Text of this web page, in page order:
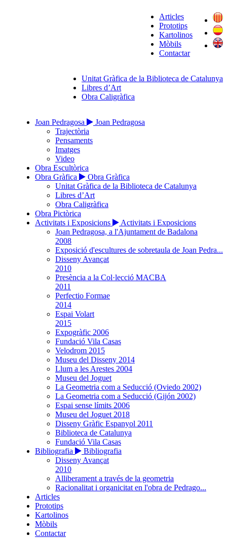
Articles
Prototips
Kartolinos
Mòbils
Contactar
Unitat Gràfica de la Biblioteca de Catalunya
Libres d’Art
Obra Caligràfica
Joan Pedragosa
Joan Pedragosa
Trajectòria
Pensaments
Imatges
Video
Obra Escultòrica
Obra Gràfica
Obra Gràfica
Unitat Gràfica de la Biblioteca de Catalunya
Libres d’Art
Obra Caligràfica
Obra Pictòrica
Activitats i Exposicions
Activitats i Exposicions
Joan Pedragosa, a l'Ajuntament de Badalona
2008
Exposició d'escultures de sobretaula de Joan Pedra...
Disseny Avançat
2010
Presència a la Col·lecció MACBA
2011
Perfectio Formae
2014
Espai Volart
2015
Expogràfic 2006
Fundació Vila Casas
Velodrom 2015
Museu del Disseny 2014
Llum a les Arestes 2004
Museu del Joguet
La Geometria com a Seducció (Oviedo 2002)
La Geometria com a Seducció (Gijón 2002)
Espai sense límits 2006
Museu del Joguet 2018
Disseny Gràfic Espanyol 2011
Biblioteca de Catalunya
Fundació Vila Casas
Bibliografia
Bibliografia
Disseny Avançat
2010
Alliberament a través de la geometria
Racionalitat i organicitat en l'obra de Pedrago...
Articles
Prototips
Kartolinos
Mòbils
Contactar